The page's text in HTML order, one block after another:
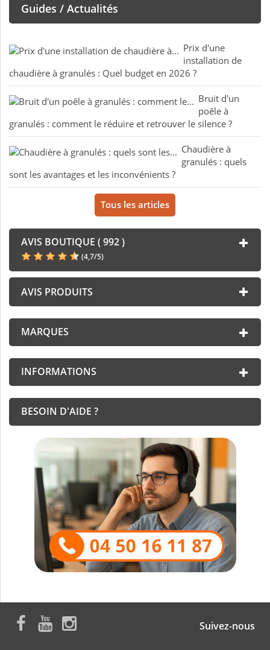
Guides / Actualités
Prix d'une
installation de
chaudière à granulés : Quel budget en 2026 ?
Bruit d'un
poêle à
granulés : comment le réduire et retrouver le silence ?
Chaudière à
granulés : quels
sont les avantages et les inconvénients ?
Tous les articles
AVIS BOUTIQUE ( 992 )
(4,7/5)
AVIS PRODUITS
MARQUES
INFORMATIONS
BESOIN D'AIDE ?
Suivez-nous